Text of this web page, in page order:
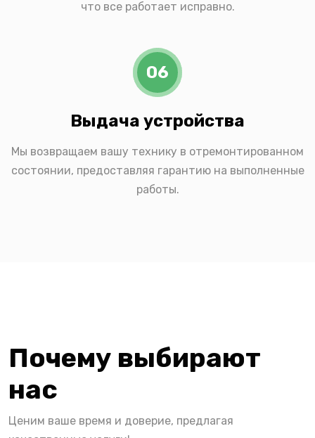
что все работает исправно.
06
Выдача устройства
Мы возвращаем вашу технику в отремонтированном
состоянии, предоставляя гарантию на выполненные
работы.
Почему выбирают
нас
Ценим ваше время и доверие, предлагая